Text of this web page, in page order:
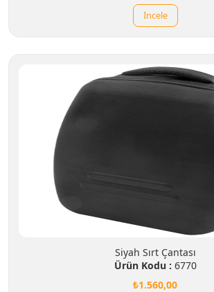
İncele
Siyah Sırt Çantası
Ürün Kodu : 6770
₺1.560,00